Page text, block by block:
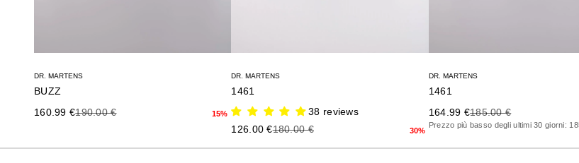
DR. MARTENS
BUZZ
Precio de oferta
160.99 €Precio anterior
190.00 € 15%
DR. MARTENS
1461
38 reviews
Precio de oferta
126.00 €Precio anterior
180.00 € 30%
DR. MARTENS
1461
Precio de oferta
164.99 €Precio anterior
185.00 €
Prezzo più basso degli ultimi 30 giorni: